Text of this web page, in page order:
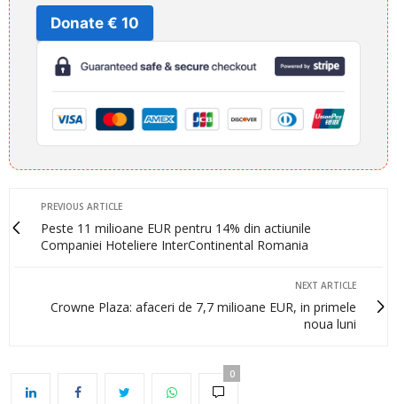
Donate € 10
PREVIOUS ARTICLE
Peste 11 milioane EUR pentru 14% din actiunile
Companiei Hoteliere InterContinental Romania
NEXT ARTICLE
Crowne Plaza: afaceri de 7,7 milioane EUR, in primele
noua luni
0